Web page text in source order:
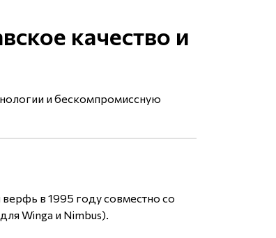
качество и
и бескомпромиссную
в 1995 году совместно со
Winga и Nimbus).